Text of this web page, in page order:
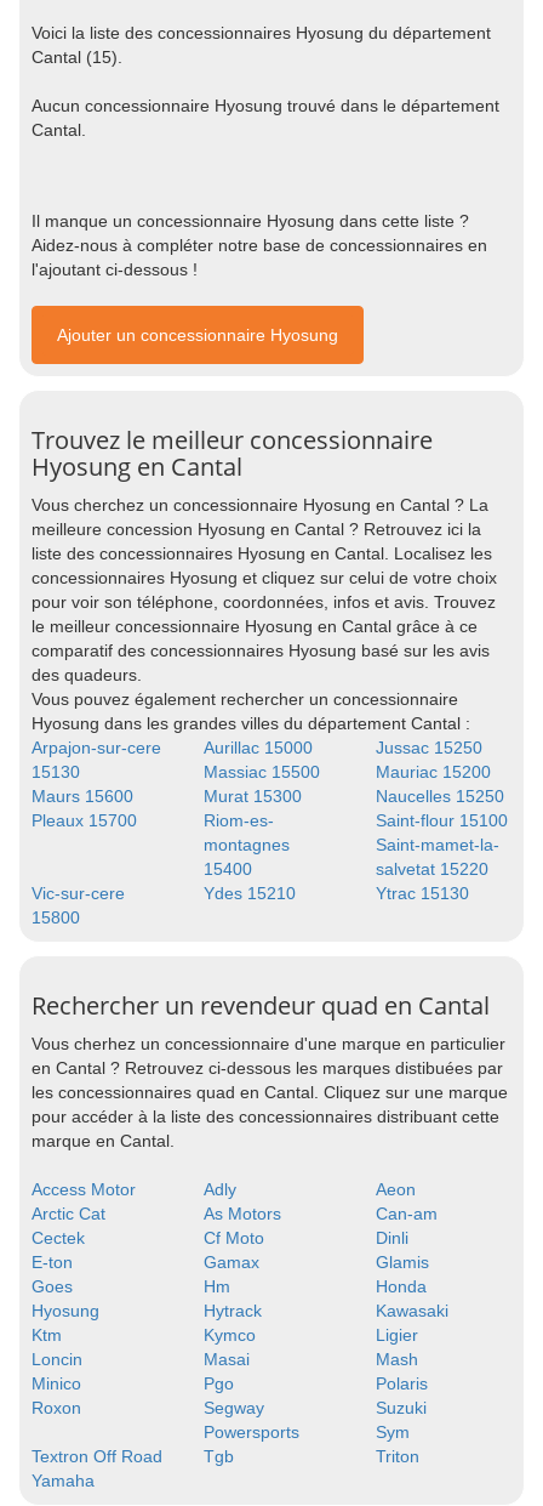
Voici la liste des concessionnaires Hyosung du département
Cantal (15).
Aucun concessionnaire Hyosung trouvé dans le département
Cantal.
Il manque un concessionnaire Hyosung dans cette liste ?
Aidez-nous à compléter notre base de concessionnaires en
l'ajoutant ci-dessous !
Ajouter un concessionnaire Hyosung
Trouvez le meilleur concessionnaire
Hyosung en Cantal
Vous cherchez un concessionnaire Hyosung en Cantal ? La
meilleure concession Hyosung en Cantal ? Retrouvez ici la
liste des concessionnaires Hyosung en Cantal. Localisez les
concessionnaires Hyosung et cliquez sur celui de votre choix
pour voir son téléphone, coordonnées, infos et avis. Trouvez
le meilleur concessionnaire Hyosung en Cantal grâce à ce
comparatif des concessionnaires Hyosung basé sur les avis
des quadeurs.
Vous pouvez également rechercher un concessionnaire
Hyosung dans les grandes villes du département Cantal :
Arpajon-sur-cere
15130
Aurillac 15000
Jussac 15250
Massiac 15500
Mauriac 15200
Maurs 15600
Murat 15300
Naucelles 15250
Pleaux 15700
Riom-es-
montagnes
15400
Saint-flour 15100
Saint-mamet-la-
salvetat 15220
Vic-sur-cere
15800
Ydes 15210 Ytrac 15130
Rechercher un revendeur quad en Cantal
Vous cherhez un concessionnaire d'une marque en particulier
en Cantal ? Retrouvez ci-dessous les marques distibuées par
les concessionnaires quad en Cantal. Cliquez sur une marque
pour accéder à la liste des concessionnaires distribuant cette
marque en Cantal.
Access Motor Adly
Aeon
Arctic Cat
As Motors
Can-am
Cectek
Cf Moto
Dinli
E-ton
Gamax
Glamis
Goes
Hm
Honda
Hyosung
Hytrack
Kawasaki
Ktm
Kymco
Ligier
Loncin
Masai
Mash
Minico
Pgo
Polaris
Roxon
Segway
Powersports
Suzuki
Sym
Textron Off Road
Tgb
Triton
Yamaha